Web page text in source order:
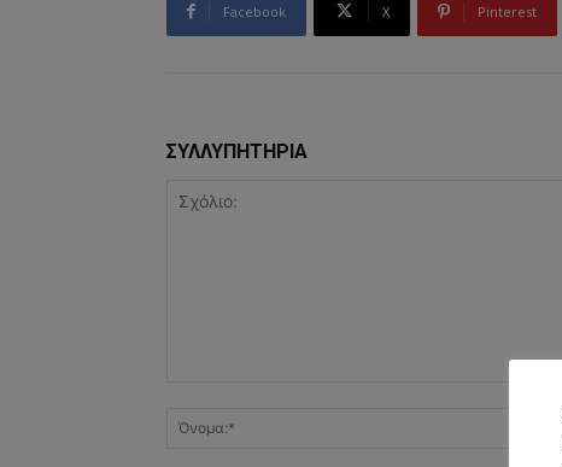
Facebook X Pinterest
ΣΥΛΛΥΠΗΤΗΡΙΑ